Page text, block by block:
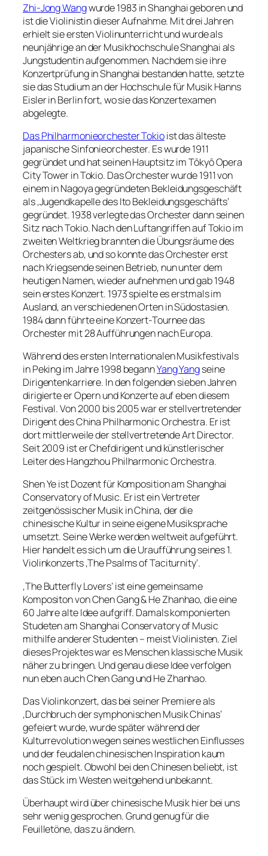
Zhi-Jong Wangwurde 1983 in Shanghai geboren und
ist die Violinistin dieser Aufnahme. Mit drei Jahren
erhielt sie ersten Violinunterricht und wurde als
neunjährige an der Musikhochschule Shanghai als
Jungstudentin aufgenommen. Nachdem sie ihre
Konzertprüfung in Shanghai bestanden hatte, setzte
sie das Studium an der Hochschule für Musik Hanns
Eisler in Berlin fort, wo sie das Konzertexamen
abgelegte.
Das Philharmonieorchester Tokioist das älteste
japanische Sinfonieorchester. Es wurde 1911
gegründet und hat seinen Hauptsitz im Tōkyō Opera
City Tower in Tokio. Das Orchester wurde 1911 von
einem in Nagoya gegründeten Bekleidungsgeschäft
als ‚Jugendkapelle des Ito Bekleidungsgeschäfts‘
gegründet. 1938 verlegte das Orchester dann seinen
Sitz nach Tokio. Nach den Luftangriffen auf Tokio im
zweiten Weltkrieg brannten die Übungsräume des
Orchesters ab, und so konnte das Orchester erst
nach Kriegsende seinen Betrieb, nun unter dem
heutigen Namen, wieder aufnehmen und gab 1948
sein erstes Konzert. 1973 spielte es erstmals im
Ausland, an verschiedenen Orten in Südostasien.
1984 dann führte eine Konzert-Tournee das
Orchester mit 28 Aufführungen nach Europa.
Während des ersten Internationalen Musikfestivals
in Peking im Jahre 1998 begannYang Yangseine
Dirigentenkarriere. In den folgenden sieben Jahren
dirigierte er Opern und Konzerte auf eben diesem
Festival. Von 2000 bis 2005 war er stellvertretender
Dirigent des China Philharmonic Orchestra. Er ist
dort mittlerweile der stellvertretende Art Director.
Seit 2009 ist er Chefdirigent und künstlerischer
Leiter des Hangzhou Philharmonic Orchestra.
Shen Ye ist Dozent für Komposition am Shanghai
Conservatory of Music. Er ist ein Vertreter
zeitgenössischer Musik in China, der die
chinesische Kultur in seine eigene Musiksprache
umsetzt. Seine Werke werden weltweit aufgeführt.
Hier handelt es sich um die Uraufführung seines 1.
Violinkonzerts ‚The Psalms of Taciturnity‘.
‚The Butterfly Lovers‘ ist eine gemeinsame
Kompositon von Chen Gang & He Zhanhao, die eine
60 Jahre alte Idee aufgriff. Damals komponierten
Studeten am Shanghai Conservatory of Music
mithilfe anderer Studenten – meist Violinisten. Ziel
dieses Projektes war es Menschen klassische Musik
näher zu bringen. Und genau diese Idee verfolgen
nun eben auch Chen Gang und He Zhanhao.
Das Violinkonzert, das bei seiner Premiere als
‚Durchbruch der symphonischen Musik Chinas‘
gefeiert wurde, wurde später während der
Kulturrevolution wegen seines westlichen Einflusses
und der feudalen chinesischen Inspiration kaum
noch gespielt. Obwohl bei den Chinesen beliebt, ist
das Stück im Westen weitgehend unbekannt.
Überhaupt wird über chinesische Musik hier bei uns
sehr wenig gesprochen. Grund genug für die
Feuilletöne, das zu ändern.